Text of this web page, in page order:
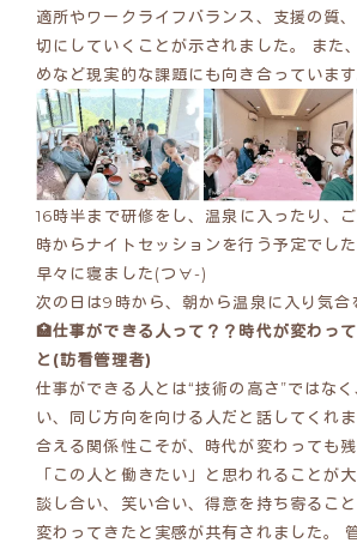
適所やワークライフバランス、支援の質
切にしていくことが示されました。 また
めなど現実的な課題にも向き合っています
16時半まで研修をし、温泉に入ったり、
時からナイトセッションを行う予定でし
早々に寝ました(つ∀-)
次の日は9時から、朝から温泉に入り気合
🏥仕事ができる人って？？時代が変わっ
と(訪看管理者)
仕事ができる人とは“技術の高さ”ではな
い、同じ方向を向ける人だと話してくれ
合える関係性こそが、時代が変わっても残
「この人と働きたい」と思われることが
談し合い、笑い合い、得意を持ち寄るこ
変わってきたと実感が共有されました。